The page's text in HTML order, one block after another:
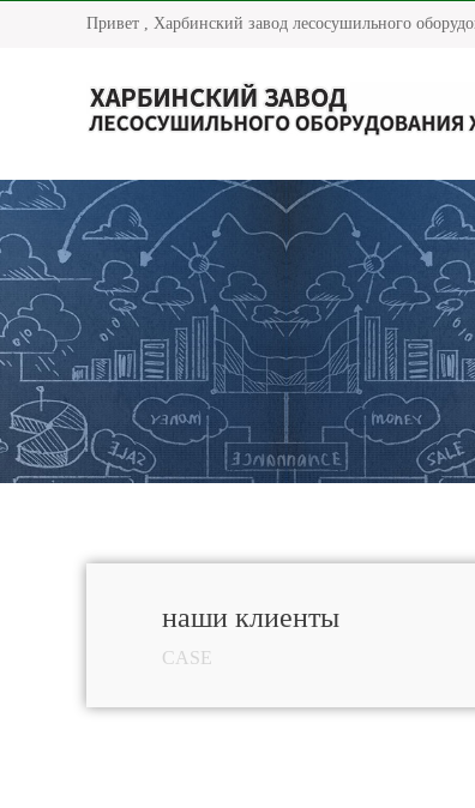
Привет , Харбинский завод лесосушильного
наши клиенты
CASE